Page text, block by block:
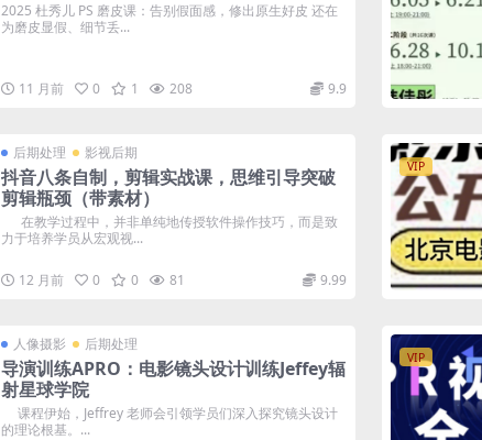
2025 杜秀儿 PS 磨皮课：告别假面感，修出原生好皮 还在
为磨皮显假、细节丢...
11 月前 0 1 208 9.9
后期处理 影视后期
抖音八条自制，剪辑实战课，思维引导突破
剪辑瓶颈（带素材）
在教学过程中，并非单纯地传授软件操作技巧，而是致
力于培养学员从宏观视...
12 月前 0 0 81 9.99
VIP
人像摄影 后期处理
导演训练APRO：电影镜头设计训练Jeffey辐
射星球学院
课程伊始，Jeffrey 老师会引领学员们深入探究镜头设计
的理论根基。...
VIP